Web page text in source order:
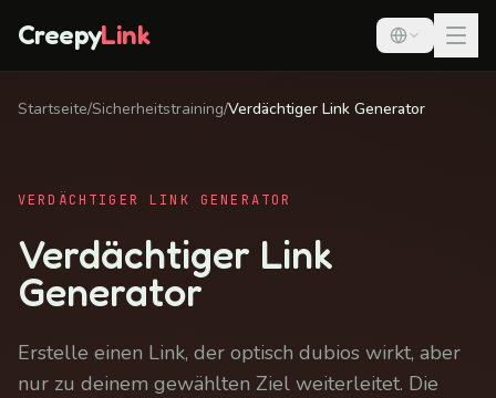
CreepyLink
Startseite/Sicherheitstraining/Verdächtiger Link Generator
VERDÄCHTIGER LINK GENERATOR
Verdächtiger Link
Generator
Erstelle einen Link, der optisch dubios wirkt, aber
nur zu deinem gewählten Ziel weiterleitet. Die